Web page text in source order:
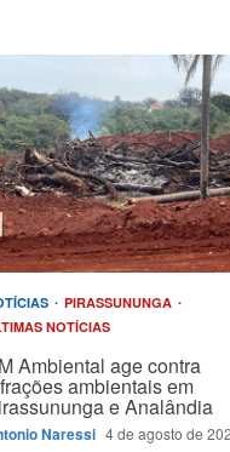
PIRASSUNUNGA
NOTÍCIAS
Ambiental age contra
ambientais em
e Analândia
Naressi 4 de agosto de